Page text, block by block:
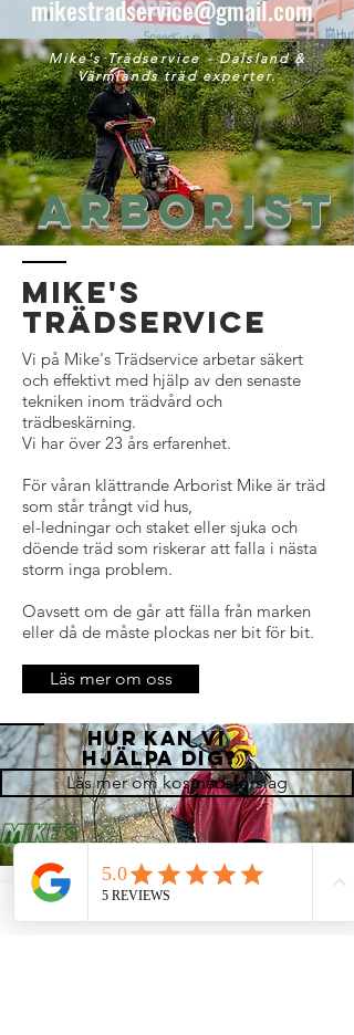
mikestradservice@gmail.com
Mike's
Trädservice
Vi på Mike's Trädservice arbetar säkert
och effektivt med hjälp av den senaste
tekniken inom trädvård och
trädbeskärning.
Vi har över 23 års erfarenhet.
För våran klättrande Arborist Mike är träd
som står trångt vid hus,
el-ledningar och staket eller sjuka och
döende träd som riskerar att falla i nästa
storm inga problem.
Oavsett om de går att fälla från marken
eller då de måste plockas ner bit för bit.
Läs mer om oss
Hur kan vi
hjälpa dig?
Läs mer om kostnadsförslag
Mike's Trädservice - Dalsland &
Värmlands träd experter.
Arborist